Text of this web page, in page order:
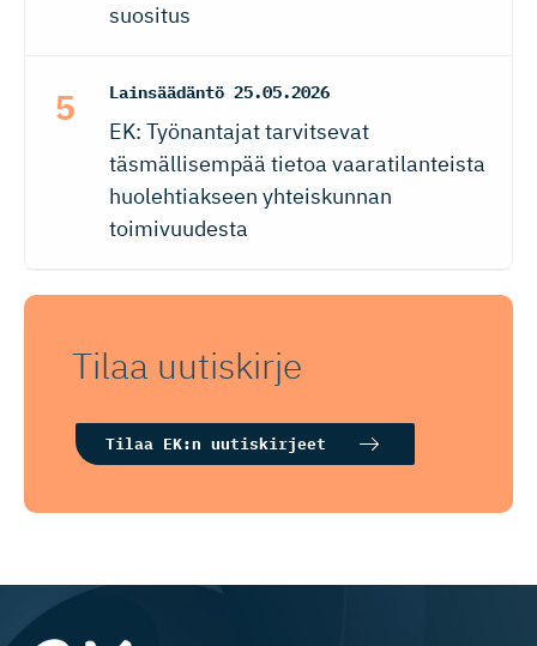
suositus
Lainsäädäntö 25.05.2026
EK: Työnantajat tarvitsevat
täsmällisempää tietoa vaaratilanteista
huolehtiakseen yhteiskunnan
toimivuudesta
Tilaa uutiskirje
Tilaa EK:n uutiskirjeet